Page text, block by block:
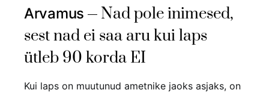
Arvamus
Nad pole inimesed,
sest nad ei saa aru kui laps
ütleb 90 korda EI
Kui laps on muutunud ametnike jaoks asjaks, on